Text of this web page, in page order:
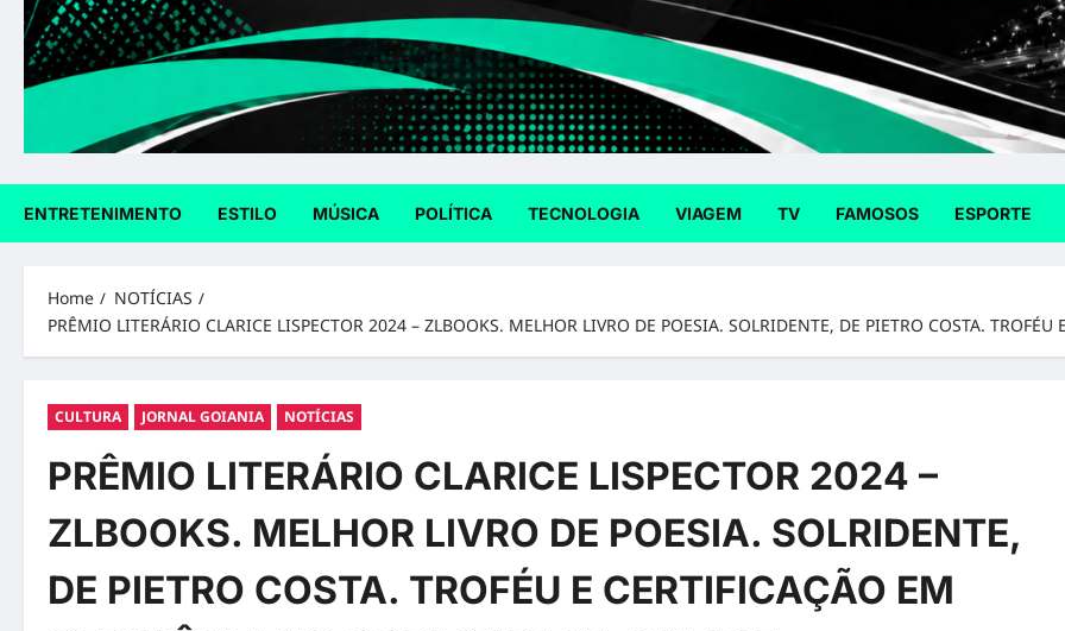
ENTRETENIMENTO ESTILO MÚSICA POLÍTICA TECNOLOGIA VIAGEM TV FAMOSOS ESPORTE
Home
NOTÍCIAS
PRÊMIO LITERÁRIO CLARICE LISPECTOR 2024 – ZLBOOKS. MELHOR LIVRO DE POESIA. SOLRIDENTE, DE PIETRO COSTA.
CULTURA JORNAL GOIANIA NOTÍCIAS
PRÊMIO LITERÁRIO CLARICE LISPECTOR 2024 –
ZLBOOKS. MELHOR LIVRO DE POESIA. SOLRIDENTE,
DE PIETRO COSTA. TROFÉU E CERTIFICAÇÃO EM